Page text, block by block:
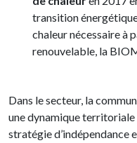
transition
chaleur nécessaire à
renouvelable, la
Dans le secteur, la
une dynamique
stratégie d’indépendance